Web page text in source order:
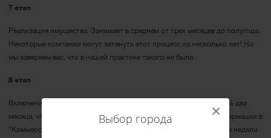
Выбор города ×
7 этап
Реализация имущества. Занимает в среднем от трех месяцев до полугода.
Некоторые компании могут затянуть этот процесс на несколько лет! Но
мы заверяем вас, что в нашей практике такого не было.
8 этап
Включение требований займодателей в реестр. У кредиторов есть два
месяца, чтобы озвучить свои требования после публикации информации в
“Коммерсанте”. Обычно для публикации в газете необходимо две недели